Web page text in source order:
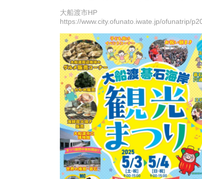
大船渡市HP
https://www.city.ofunato.iwate.jp/ofunatrip/